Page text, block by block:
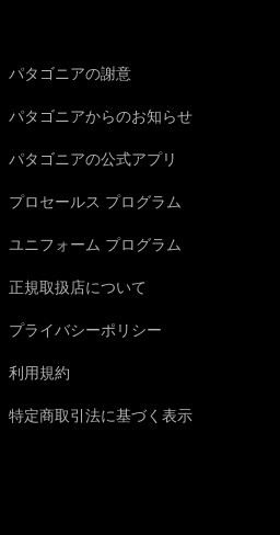
パタゴニアの謝意
パタゴニアからのお知らせ
パタゴニアの公式アプリ
プロセールス プログラム
ユニフォーム プログラム
正規取扱店について
プライバシーポリシー
利用規約
特定商取引法に基づく表示